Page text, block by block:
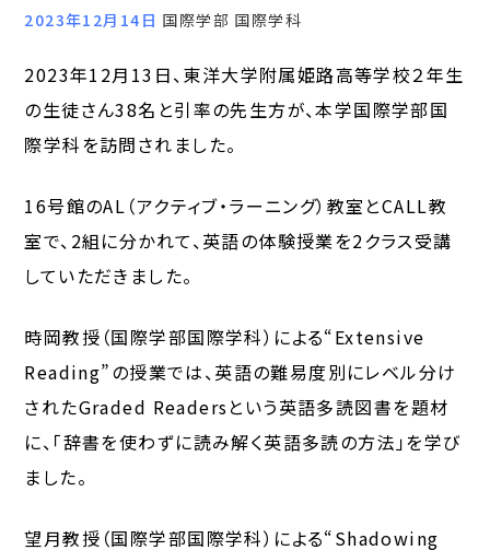
2023年12月14日 国際学部 国際学科
2023年12月13日、東洋大学附属姫路高等学校２年生
の生徒さん38名と引率の先生方が、本学国際学部国
際学科を訪問されました。
16号館のAL（アクティブ・ラーニング）教室とCALL教
室で、2組に分かれて、英語の体験授業を2クラス受講
していただきました。
時岡教授（国際学部国際学科）による“Extensive
Reading”の授業では、英語の難易度別にレベル分け
されたGraded Readersという英語多読図書を題材
に、「辞書を使わずに読み解く英語多読の方法」を学び
ました。
望月教授（国際学部国際学科）による“Shadowing